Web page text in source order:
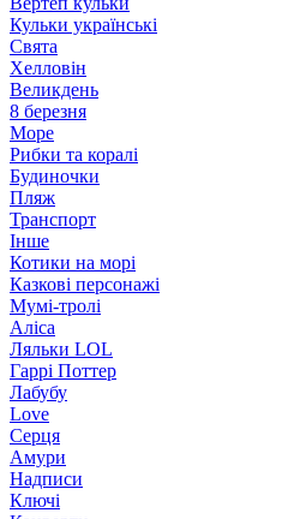
Кульки українські
Свята
Хелловін
Великдень
8 березня
Море
Рибки та коралі
Будиночки
Пляж
Транспорт
Інше
Котики на морі
Казкові персонажі
Мумі-тролі
Аліса
Ляльки LOL
Гаррі Поттер
Лабубу
Love
Серця
Амури
Надписи
Ключі